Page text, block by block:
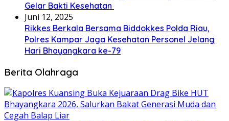
Gelar Bakti Kesehatan
Juni 12, 2025
Rikkes Berkala Bersama Biddokkes Polda Riau,
Polres Kampar Jaga Kesehatan Personel Jelang
Hari Bhayangkara ke-79
Berita Olahraga